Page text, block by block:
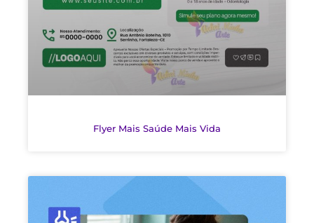
Flyer Mais Saúde Mais Vida